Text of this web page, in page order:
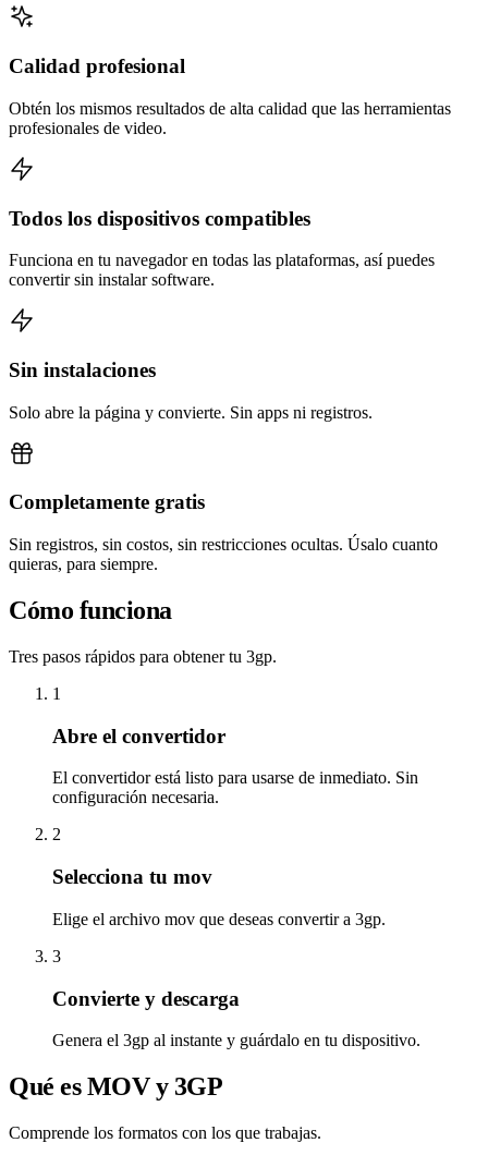
Calidad profesional
Obtén los mismos resultados de alta calidad que las herramientas
profesionales de video.
Todos los dispositivos compatibles
Funciona en tu navegador en todas las plataformas, así puedes
convertir sin instalar software.
Sin instalaciones
Solo abre la página y convierte. Sin apps ni registros.
Completamente gratis
Sin registros, sin costos, sin restricciones ocultas. Úsalo cuanto
quieras, para siempre.
Cómo funciona
Tres pasos rápidos para obtener tu 3gp.
1
Abre el convertidor
El convertidor está listo para usarse de inmediato. Sin
configuración necesaria.
2
Selecciona tu mov
Elige el archivo mov que deseas convertir a 3gp.
3
Convierte y descarga
Genera el 3gp al instante y guárdalo en tu dispositivo.
Qué es MOV y 3GP
Comprende los formatos con los que trabajas.